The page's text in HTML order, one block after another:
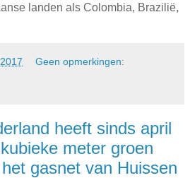
landen als Colombia, Brazilië,
Geen opmerkingen:
heeft sinds april
meter groen
gasnet van Huissen